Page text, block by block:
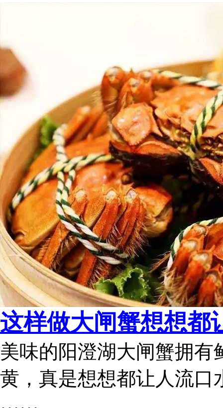
这样做大闸蟹想想都
美味的阳澄湖大闸蟹拥
黄，真是想想都让人流口
……